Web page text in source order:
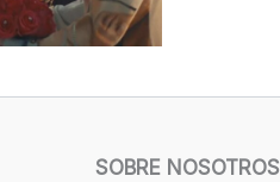
SOBRE NOSOTROS